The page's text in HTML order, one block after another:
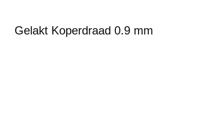
Gelakt Koperdraad 0.9 mm